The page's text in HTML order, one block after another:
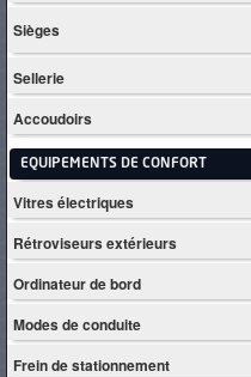
Sièges
Sellerie
Accoudoirs
EQUIPEMENTS DE CONFORT
Vitres électriques
Rétroviseurs extérieurs
Ordinateur de bord
Modes de conduite
Frein de stationnement